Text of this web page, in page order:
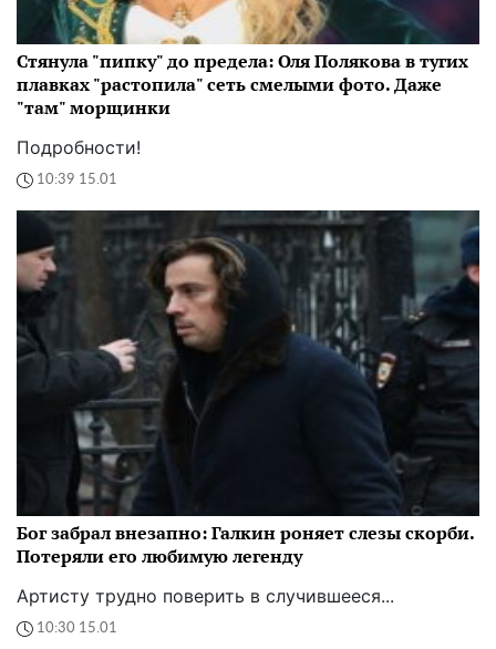
Стянула "пипку" до предела: Оля Полякова в тугих
плавках "растопила" сеть смелыми фото. Даже
"там" морщинки
Подробности!
10:39 15.01
Бог забрал внезапно: Галкин роняет слезы скорби.
Потеряли его любимую легенду
Артисту трудно поверить в случившееся...
10:30 15.01